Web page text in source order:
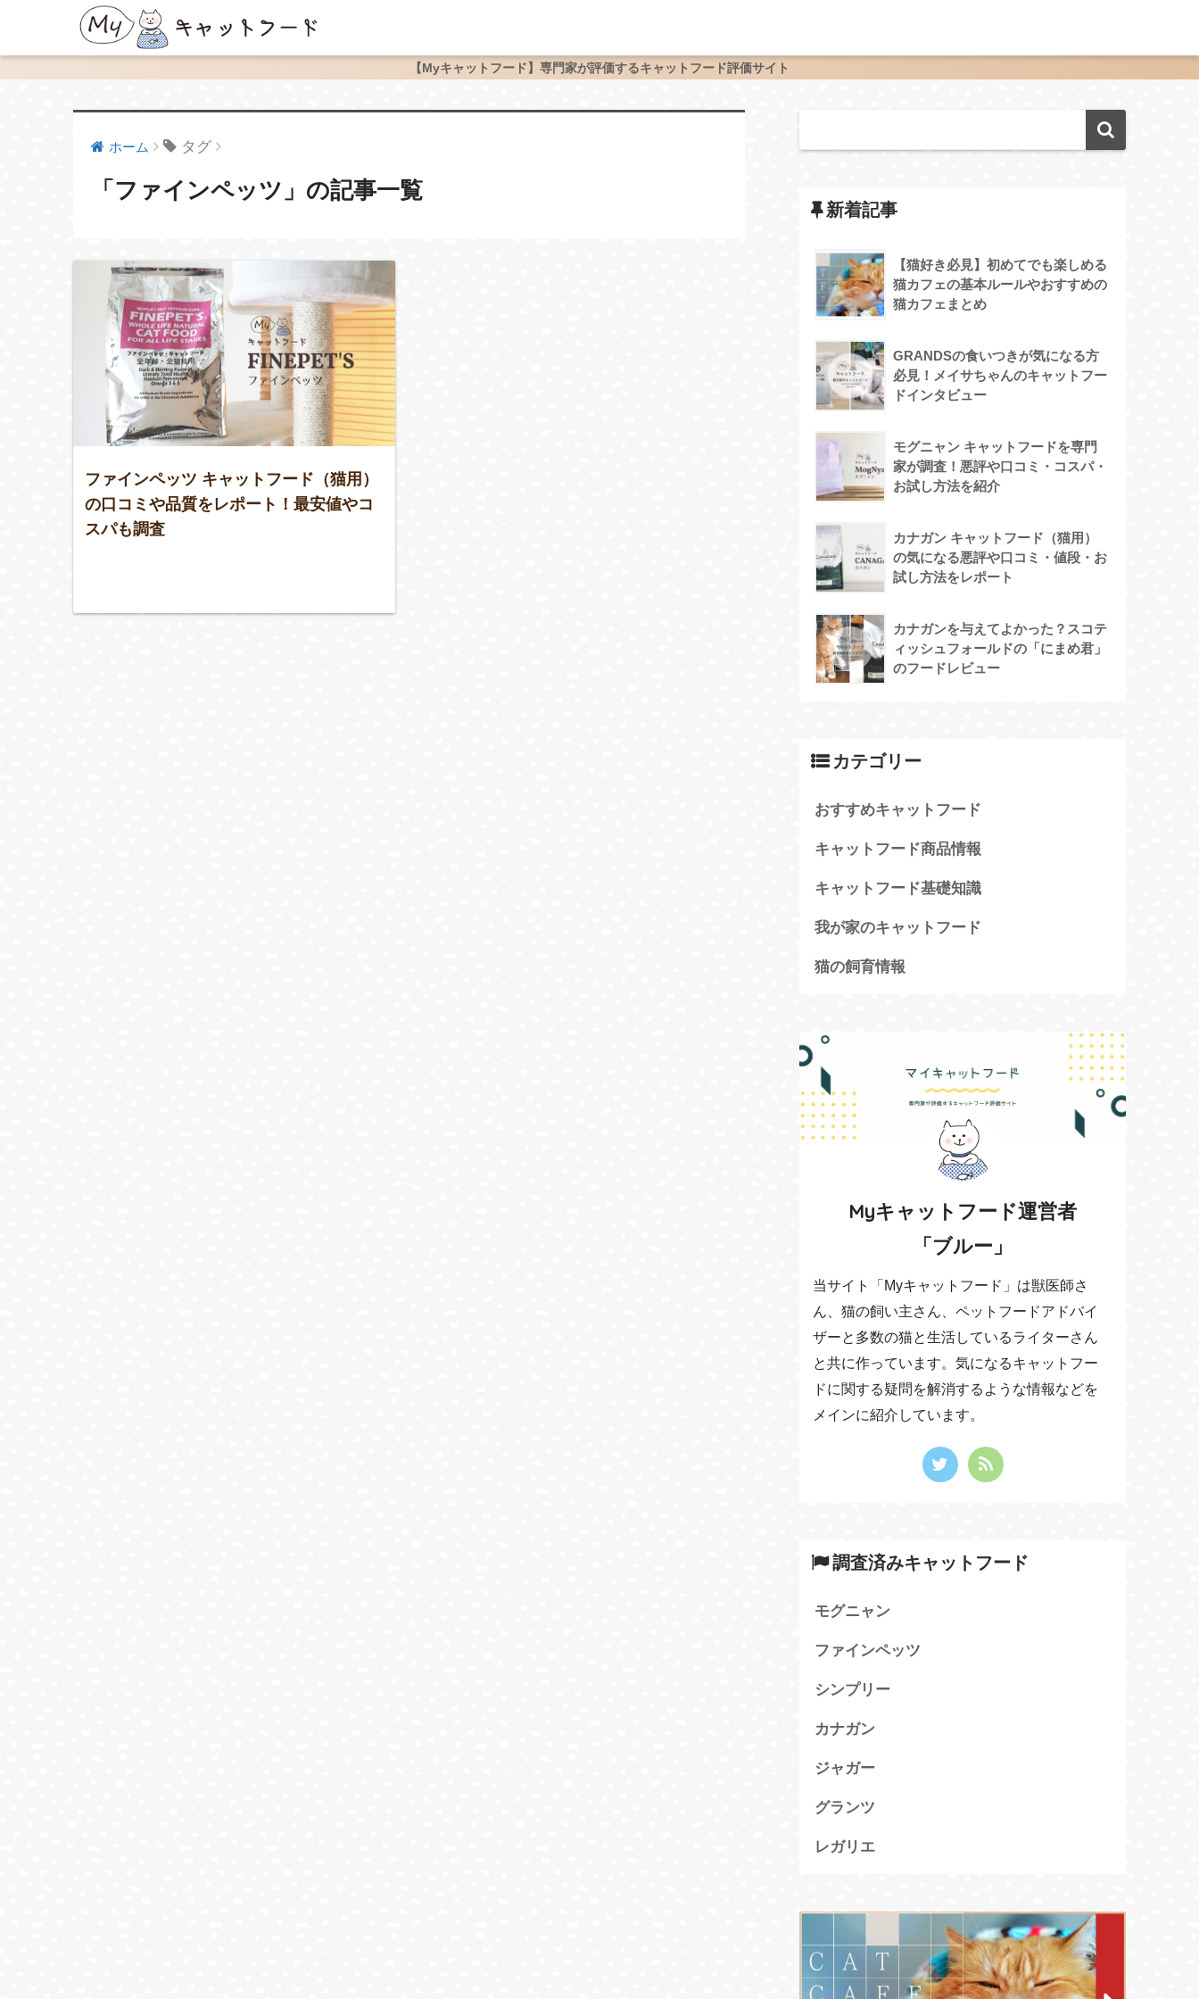
【Myキャットフード】専門家が評価するキャットフード評価サイト
ホーム タグ
「ファインペッツ」の記事一覧
ファインペッツ キャットフード（猫用）
の口コミや品質をレポート！最安値やコ
スパも調査
新着記事
【猫好き必見】初めてでも楽しめる
猫カフェの基本ルールやおすすめの
猫カフェまとめ
GRANDSの食いつきが気になる方
必見！メイサちゃんのキャットフー
ドインタビュー
モグニャン キャットフードを専門
家が調査！悪評や口コミ・コスパ・
お試し方法を紹介
カナガン キャットフード（猫用）
の気になる悪評や口コミ・値段・お
試し方法をレポート
カナガンを与えてよかった？スコテ
ィッシュフォールドの「にまめ君」
のフードレビュー
カテゴリー
おすすめキャットフード
キャットフード商品情報
キャットフード基礎知識
我が家のキャットフード
猫の飼育情報
Myキャットフード運営者
「ブルー」
当サイト「Myキャットフード」は獣医師さ
ん、猫の飼い主さん、ペットフードアドバイ
ザーと多数の猫と生活しているライターさん
と共に作っています。気になるキャットフー
ドに関する疑問を解消するような情報などを
メインに紹介しています。
調査済みキャットフード
モグニャン
ファインペッツ
シンプリー
カナガン
ジャガー
グランツ
レガリエ